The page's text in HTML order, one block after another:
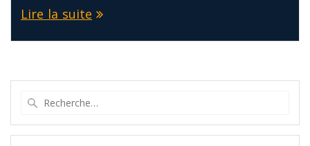
Lire la suite
: